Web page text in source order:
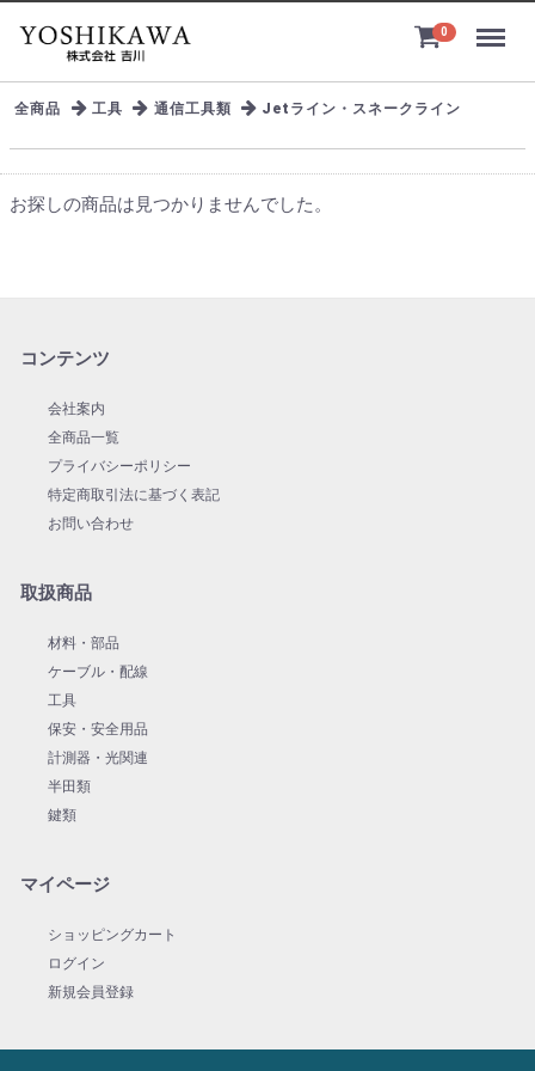
Menu
0
全商品 工具 通信工具類 Jetライン・スネークライン
お探しの商品は見つかりませんでした。
コンテンツ
会社案内
全商品一覧
プライバシーポリシー
特定商取引法に基づく表記
お問い合わせ
取扱商品
材料・部品
ケーブル・配線
工具
保安・安全用品
計測器・光関連
半田類
鍵類
マイページ
ショッピングカート
ログイン
新規会員登録